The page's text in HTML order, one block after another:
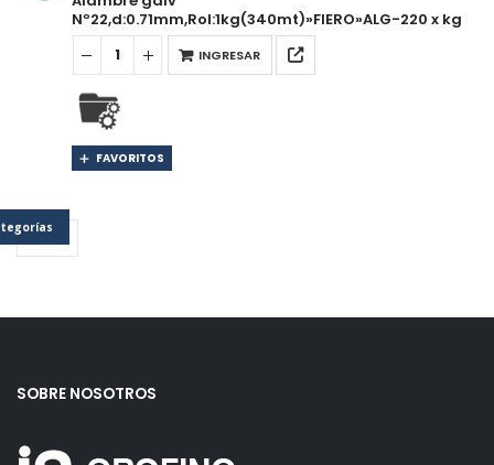
Nº22,d:0.71mm,Rol:1kg(340mt)»FIERO»ALG-220 x kg
INGRESAR
FAVORITOS
SOBRE NOSOTROS